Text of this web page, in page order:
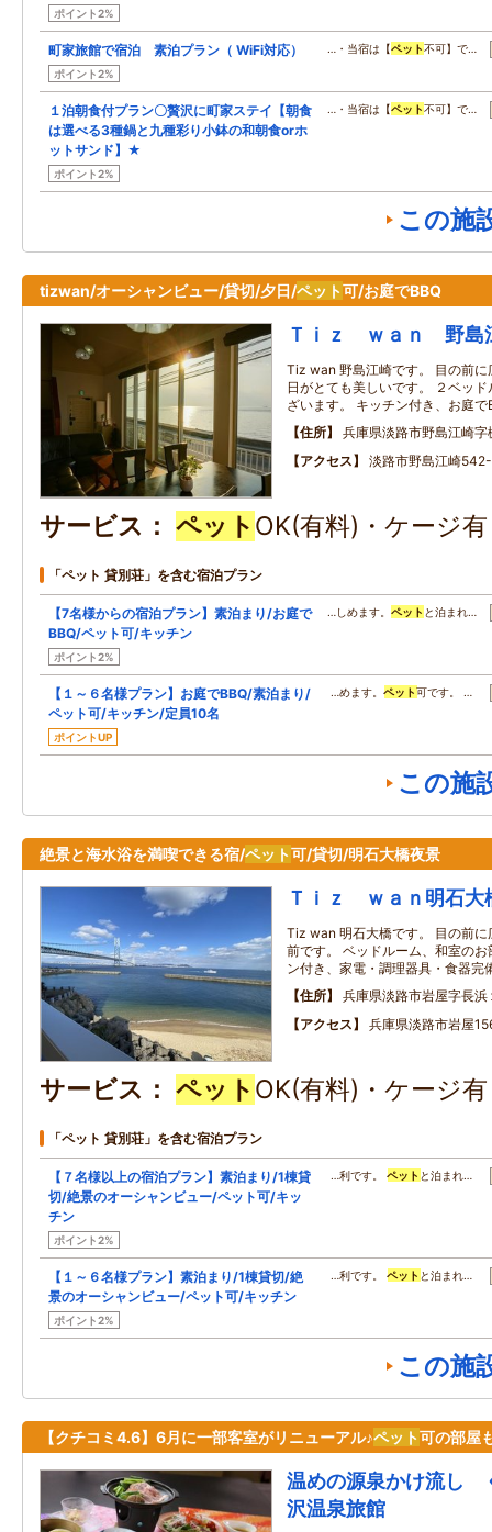
ポイント2%
町家旅館で宿泊 素泊プラン（ WiFi対応）
ポイント2%
…・当宿は【ペット不可】で…
１泊朝食付プラン〇贅沢に町家ステイ【朝食
は選べる3種鍋と九種彩り小鉢の和朝食orホ
ットサンド】★
ポイント2%
…・当宿は【ペット不可】で…
この施
tizwan/オーシャンビュー/貸切/夕日/ペット可/お庭でBBQ
Ｔｉｚ ｗａｎ 野島
Tiz wan 野島江崎です。 目の前
日がとても美しいです。 ２ベッ
ざいます。 キッチン付き、お庭
住所
兵庫県淡路市野島江崎
アクセス
淡路市野島江崎
サービス ペット OK(有料)・ケージ
「ペット 貸別荘」を含む宿泊プラン
【7名様からの宿泊プラン】素泊まり/お庭で
BBQ/ペット可/キッチン
ポイント2%
…しめます。 ペット と泊まれ…
【１～６名様プラン】お庭でBBQ/素泊まり/
ペット可/キッチン/定員10名
ポイントUP
…めます。ペット可です。 …
この施
絶景と海水浴を満喫できる宿/ペット可/貸切/明石大橋夜景
Ｔｉｚ ｗａｎ明石大
Tiz wan 明石大橋です。 目の前
前です。 ベッドルーム、和室の
ン付き、家電・調理器具・食器完
住所
兵庫県淡路市岩屋字長浜
アクセス
兵庫県淡路市岩屋
サービス ペット OK(有料)・ケージ
「ペット 貸別荘」を含む宿泊プラン
【７名様以上の宿泊プラン】素泊まり/1棟貸
切/絶景のオーシャンビュー/ペット可/キッ
チン
ポイント2%
…利です。ペット と泊まれ…
【１～６名様プラン】素泊まり/1棟貸切/絶
景のオーシャンビュー/ペット可/キッチン
ポイント2%
…利です。ペット と泊まれ…
この施
【クチコミ4.6】6月に一部客室がリニューアル♪ペット可の部屋
温めの源泉かけ流し
沢温泉旅館